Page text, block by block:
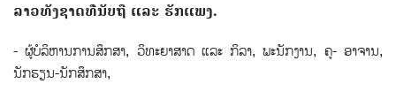
ລາວທັງຊາດທ່ີນັບຖື ແລະ ຮັກແພງ.
- ຜູ້ບໍລິຫານການສຶກສາ, ວິທະຍາສາດ ແລະ ກິລາ, ພະນັກງານ, ຄູ- ອາຈານ,
ນັກຮຽນ-ນັກສຶກສາ,